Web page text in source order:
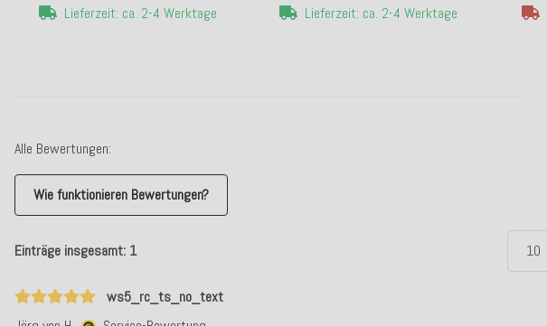
Alle Bewertungen:
Wie funktionieren Bewertungen?
Einträge insgesamt: 1
ws5_rc_ts_no_text
Lieferzeit: ca. 2-4 Werktage Lieferzeit: ca. 2-4 Werktage